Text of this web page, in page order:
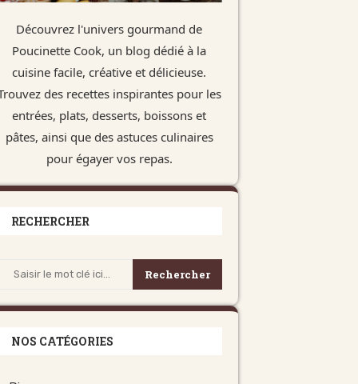
Découvrez l'univers gourmand de
Poucinette Cook, un blog dédié à la
cuisine facile, créative et délicieuse.
des recettes inspirantes pour les
entrées, plats, desserts, boissons et
pâtes, ainsi que des astuces culinaires
pour égayer vos repas.
RECHERCHER
Rechercher
NOS CATÉGORIES